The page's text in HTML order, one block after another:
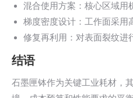
混合使用方案：核心区域用
梯度密度设计：工作面采用
修复再利用：对表面裂纹进
结语
石墨匣钵作为关键工业耗材，